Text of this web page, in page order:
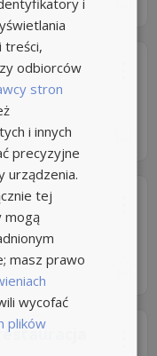
treści,
odbiorców
stron
i innych
precyzyjne
urządzenia.
tej
mogą
masz prawo
wycofać
plików